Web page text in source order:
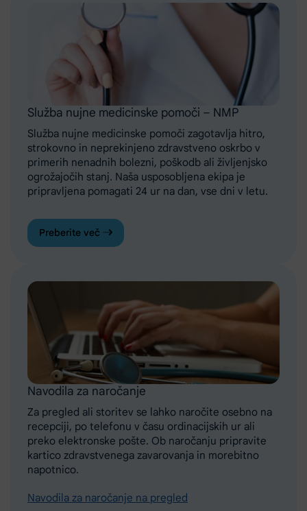
Služba nujne medicinske pomoči – NMP
Služba nujne medicinske pomoči zagotavlja hitro,
strokovno in neprekinjeno zdravstveno oskrbo v
primerih nenadnih bolezni, poškodb ali življenjsko
ogrožajočih stanj. Naša usposobljena ekipa je
pripravljena pomagati 24 ur na dan, vse dni v letu.
Preberite več
Navodila za naročanje
Za pregled ali storitev se lahko naročite osebno na
recepciji, po telefonu v času ordinacijskih ur ali
preko elektronske pošte. Ob naročanju pripravite
kartico zdravstvenega zavarovanja in morebitno
napotnico.
Navodila za naročanje na pregled